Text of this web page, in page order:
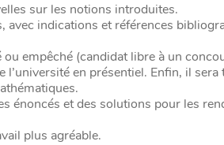
sur les notions introduites.
avec indications et références
ou empêché (candidat libre à un
en présentiel. Enfin, il sera
énoncés et des solutions pour les
plus agréable.